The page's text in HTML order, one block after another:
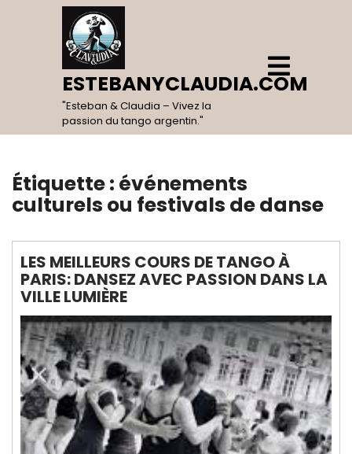
ESTEBANYCLAUDIA.COM
"Esteban & Claudia – Vivez la
passion du tango argentin."
Open
Menu
Étiquette : événements
culturels ou festivals de danse
LES MEILLEURS COURS DE TANGO À
PARIS: DANSEZ AVEC PASSION DANS LA
VILLE LUMIÈRE